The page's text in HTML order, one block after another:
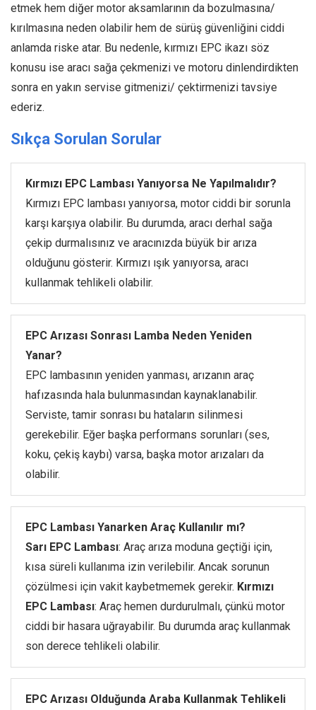
etmek hem diğer motor aksamlarının da bozulmasına/
kırılmasına neden olabilir hem de sürüş güvenliğini ciddi
anlamda riske atar. Bu nedenle, kırmızı EPC ikazı söz
konusu ise aracı sağa çekmenizi ve motoru dinlendirdikten
sonra en yakın servise gitmenizi/ çektirmenizi tavsiye
ederiz.
Sıkça Sorulan Sorular
Kırmızı EPC Lambası Yanıyorsa Ne Yapılmalıdır?
Kırmızı EPC lambası yanıyorsa, motor ciddi bir sorunla
karşı karşıya olabilir. Bu durumda, aracı derhal sağa
çekip durmalısınız ve aracınızda büyük bir arıza
olduğunu gösterir. Kırmızı ışık yanıyorsa, aracı
kullanmak tehlikeli olabilir.
EPC Arızası Sonrası Lamba Neden Yeniden
Yanar?
EPC lambasının yeniden yanması, arızanın araç
hafızasında hala bulunmasından kaynaklanabilir.
Serviste, tamir sonrası bu hataların silinmesi
gerekebilir. Eğer başka performans sorunları (ses,
koku, çekiş kaybı) varsa, başka motor arızaları da
olabilir.
EPC Lambası Yanarken Araç Kullanılır mı?
Sarı EPC Lambası: Araç arıza moduna geçtiği için,
kısa süreli kullanıma izin verilebilir. Ancak sorunun
çözülmesi için vakit kaybetmemek gerekir. Kırmızı
EPC Lambası: Araç hemen durdurulmalı, çünkü motor
ciddi bir hasara uğrayabilir. Bu durumda araç kullanmak
son derece tehlikeli olabilir.
EPC Arızası Olduğunda Araba Kullanmak Tehlikeli